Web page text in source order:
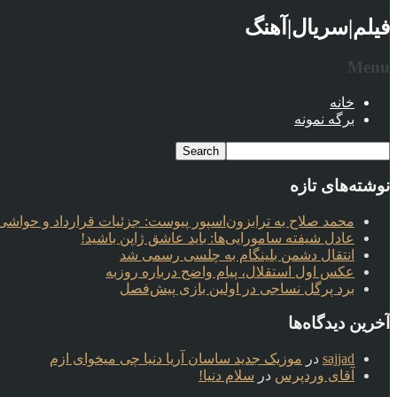
فیلم|سریال|آهنگ
Menu
خانه
برگه نمونه
نوشته‌های تازه
محمد صلاح به ترابزون‌اسپور پیوست: جزئیات قرارداد و حواشی
عادل شیفته سامورایی‌ها: باید عاشق ژاپن باشید!
انتقال دشمن بلینگام به چلسی رسمی شد
عکس اول استقلال، پیام واضح درباره روزبه
برد پرگل نساجی در اولین بازی پیش‌فصل
آخرین دیدگاه‌ها
sajjad در موزیک جدید ساسان آریا دنیا چی میخوای ازم
آقای وردپرس در سلام دنیا!